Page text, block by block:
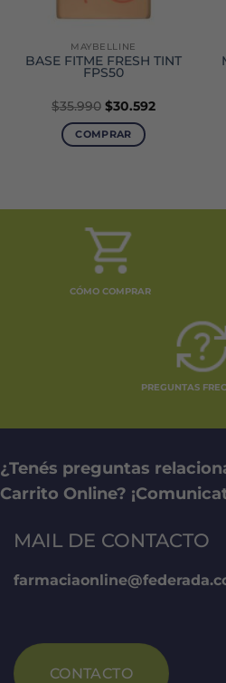
MAYBELLINE
BASE FITME FRESH TINT
FPS50
$35.990 $30.592
COMPRAR
múltiples
variantes.
Las
opciones
se
página
CÓMO COMPRAR
PREGUNTAS
¿Tenés preguntas
Carrito Online?
MAIL DE CONTACTO
CONTACTO